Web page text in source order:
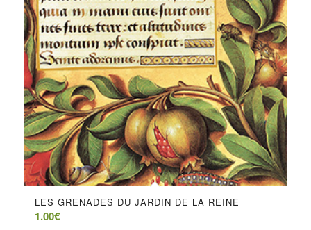
LES GRENADES DU JARDIN DE LA REINE
1.00€